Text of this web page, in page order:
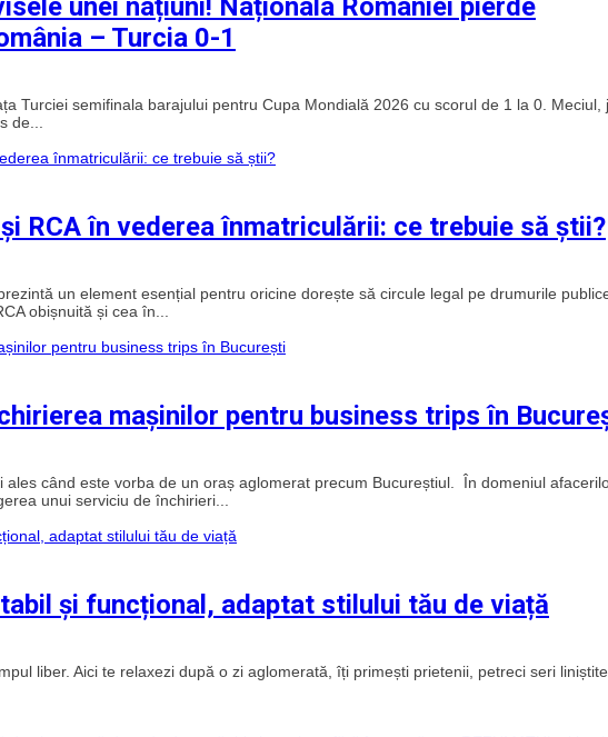
unei națiuni! Naționala României pierde
– Turcia 0-1
Turciei semifinala barajului pentru Cupa Mondială 2026 cu scorul de 1 la 0. Meciul,
de...
RCA în vederea înmatriculării: ce trebuie să știi?
un element esențial pentru oricine dorește să circule legal pe drumurile
obișnuită și cea în...
mașinilor pentru business trips în
când este vorba de un oraș aglomerat precum Bucureștiul. În domeniul
unui serviciu de închirieri...
și funcțional, adaptat stilului tău de viață
liber. Aici te relaxezi după o zi aglomerată, îți primești prietenii, petreci seri